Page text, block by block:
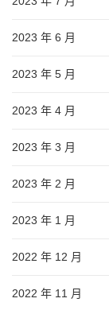
2023 年 6 月
2023 年 5 月
2023 年 4 月
2023 年 3 月
2023 年 2 月
2023 年 1 月
2022 年 12 月
2022 年 11 月